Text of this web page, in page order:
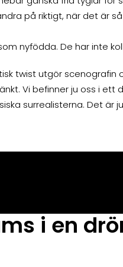
på riktigt, när det är
nyfödda. De har inte
twist utgör scenografin
Vi befinner ju oss i ett
surrealisterna. Det
i en